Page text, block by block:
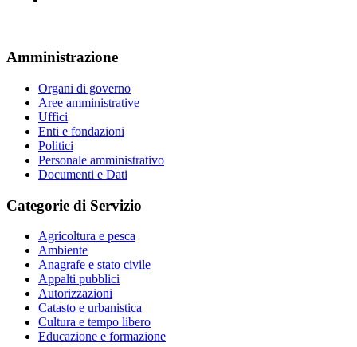
Amministrazione
Organi di governo
Aree amministrative
Uffici
Enti e fondazioni
Politici
Personale amministrativo
Documenti e Dati
Categorie di Servizio
Agricoltura e pesca
Ambiente
Anagrafe e stato civile
Appalti pubblici
Autorizzazioni
Catasto e urbanistica
Cultura e tempo libero
Educazione e formazione